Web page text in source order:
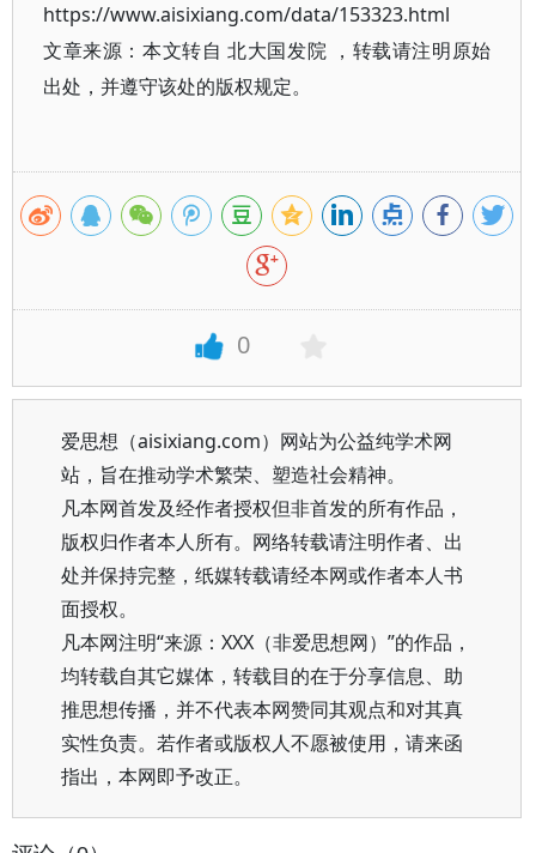
https://www.aisixiang.com/data/153323.html
文章来源：本文转自 北大国发院 ，转载请注明原始
出处，并遵守该处的版权规定。
0
爱思想（aisixiang.com）网站为公益纯学术网
站，旨在推动学术繁荣、塑造社会精神。
凡本网首发及经作者授权但非首发的所有作品，
版权归作者本人所有。网络转载请注明作者、出
处并保持完整，纸媒转载请经本网或作者本人书
面授权。
凡本网注明“来源：XXX（非爱思想网）”的作品，
均转载自其它媒体，转载目的在于分享信息、助
推思想传播，并不代表本网赞同其观点和对其真
实性负责。若作者或版权人不愿被使用，请来函
指出，本网即予改正。